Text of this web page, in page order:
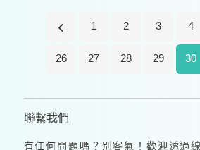
1 2 3 4
26 27 28 29 30
聯繫我們
有任何問題嗎？別客氣！歡迎透過